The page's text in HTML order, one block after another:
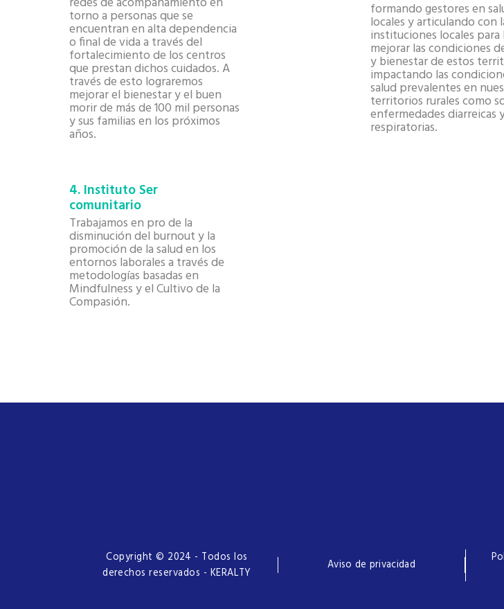
torno a personas que se
encuentran en alta dependencia
o final de vida a través del
fortalecimiento de los centros
que prestan dichos cuidados. A
través de esto lograremos
mejorar el bienestar y el buen
morir de más de 100 mil personas
y sus familias en los próximos
años.
formando gestores en
locales y articulando con
instituciones locales para
mejorar las condiciones
y bienestar de estos
impactando las
salud prevalentes en
territorios rurales como
enfermedades diarreicas
respiratorias.
4. Instituto Ser
comunitario
Trabajamos en pro de la
disminución del burnout y la
promoción de la salud en los
entornos laborales a través de
metodologías basadas en
Mindfulness y el Cultivo de la
Compasión.
Copyright © 2024 - Todos los
derechos reservados - KERALTY
Aviso de privacidad